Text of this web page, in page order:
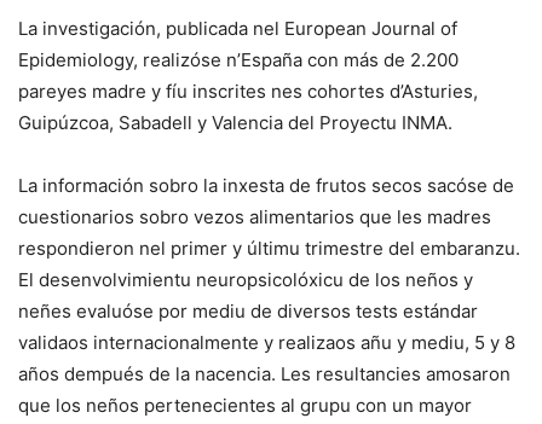
La investigación, publicada nel European Journal of
Epidemiology, realizóse n’España con más de 2.200
pareyes madre y fíu inscrites nes cohortes d’Asturies,
Guipúzcoa, Sabadell y Valencia del Proyectu INMA.
La información sobro la inxesta de frutos secos sacóse de
cuestionarios sobro vezos alimentarios que les madres
respondieron nel primer y últimu trimestre del embaranzu.
El desenvolvimientu neuropsicolóxicu de los neños y
neñes evaluóse por mediu de diversos tests estándar
validaos internacionalmente y realizaos añu y mediu, 5 y 8
años dempués de la nacencia. Les resultancies amosaron
que los neños pertenecientes al grupu con un mayor